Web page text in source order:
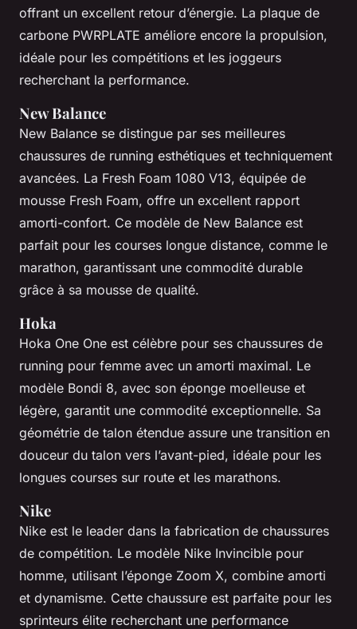
offrant un excellent retour d’énergie. La plaque de
carbone PWRPLATE améliore encore la propulsion,
idéale pour les compétitions et les joggeurs
recherchant la performance.
New Balance
New Balance se distingue par ses meilleures
chaussures de running esthétiques et techniquement
avancées. La Fresh Foam 1080 V13, équipée de
mousse Fresh Foam, offre un excellent rapport
amorti-confort. Ce modèle de New Balance est
parfait pour les courses longue distance, comme le
marathon, garantissant une commodité durable
grâce à sa mousse de qualité.
Hoka
Hoka One One est célèbre pour ses chaussures de
running pour femme avec un amorti maximal. Le
modèle Bondi 8, avec son éponge moelleuse et
légère, garantit une commodité exceptionnelle. Sa
géométrie de talon étendue assure une transition en
douceur du talon vers l’avant-pied, idéale pour les
longues courses sur route et les marathons.
Nike
Nike est le leader dans la fabrication de chaussures
de compétition. Le modèle Nike Invincible pour
homme, utilisant l’éponge Zoom X, combine amorti
et dynamisme. Cette chaussure est parfaite pour les
sprinteurs élite recherchant une performance